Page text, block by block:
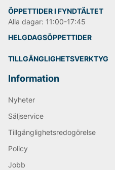
ÖPPETTIDER I FYNDTÄLTET
Alla dagar: 11:00-17:45
HELGDAGSÖPPETTIDER
TILLGÄNGLIGHETSVERKTYG
Information
Nyheter
Säljservice
Tillgänglighetsredogörelse
Policy
Jobb